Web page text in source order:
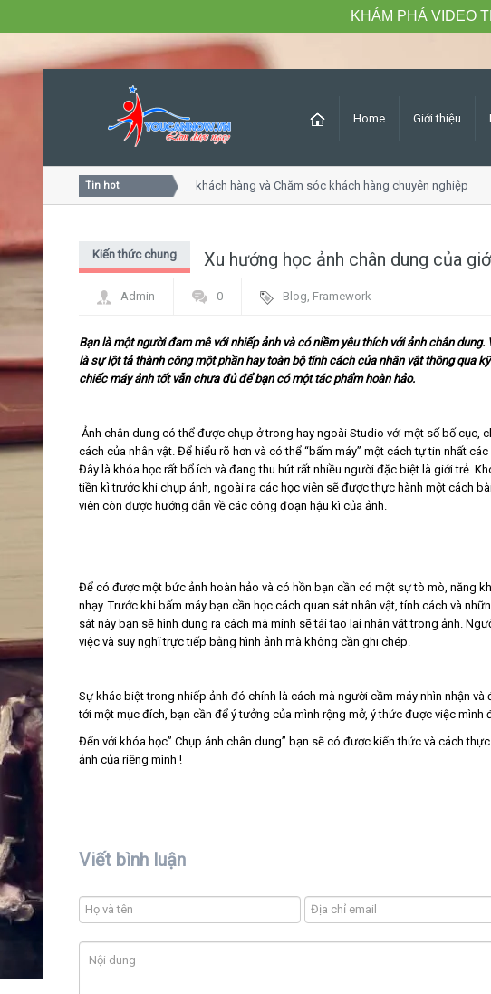
Home Giới thiệu
Tin hot
Khóa học Tư duy dịch vụ khách hàng và Chăm sóc khách hàng chuyên nghiệp
Xu hướng học ảnh chân dung của
Kiến thức chung
Admin 0 Blog, Framework
Bạn là một người đam mê với nhiếp ảnh và có niềm yêu thích với ảnh chân dung.
là sự lột tả thành công một phần hay toàn bộ tính cách của nhân vật thông qua
chiếc máy ảnh tốt vẫn chưa đủ để bạn có một tác phẩm hoàn hảo.
Ảnh chân dung có thể được chụp ở trong hay ngoài Studio với một số bố cục,
cách của nhân vật. Để hiểu rõ hơn và có thể “bấm máy” một cách tự tin nhất
Đây là khóa học rất bổ ích và đang thu hút rất nhiều người đặc biệt là giới trẻ.
tiền kì trước khi chụp ảnh, ngoài ra các học viên sẽ được thực hành một cách
viên còn được hướng dẫn về các công đoạn hậu kì của ảnh.
Để có được một bức ảnh hoàn hảo và có hồn bạn cần có một sự tò mò, năng
nhạy.Trước khi bấm máy bạn cần học cách quan sát nhân vật, tính cách và
sát này bạn sẽ hình dung ra cách mà mính sẽ tái tạo lại nhân vật trong ảnh.
việc và suy nghĩ trực tiếp bằng hình ảnh mà không cần ghi chép.
Sự khác biệt trong nhiếp ảnh đó chính là cách mà người cầm máy nhìn nhận
tới một mục đích, bạn cần để ý tưởng của mình rộng mở, ý thức được việc mình
Đến với khóa học” Chụp ảnh chân dung” bạn sẽ có được kiến thức và cách
ảnh của riêng mình !
Viết bình luận
KHÁM PHÁ VIDEO